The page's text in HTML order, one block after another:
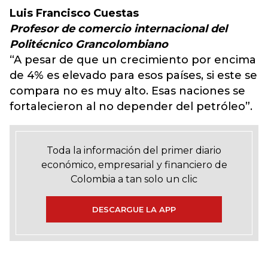
Luis Francisco Cuestas
Profesor de comercio internacional del
Politécnico Grancolombiano
“A pesar de que un crecimiento por encima
de 4% es elevado para esos países, si este se
compara no es muy alto. Esas naciones se
fortalecieron al no depender del petróleo”.
Toda la información del primer diario
económico, empresarial y financiero de
Colombia a tan solo un clic
DESCARGUE LA APP